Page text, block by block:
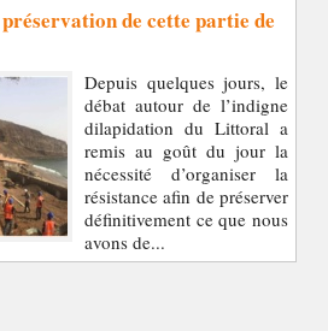
de cette partie de
Depuis quelques jours, le
débat autour de l’indigne
dilapidation du Littoral a
remis au goût du jour la
nécessité d’organiser la
résistance afin de préserver
définitivement ce que nous
avons de...